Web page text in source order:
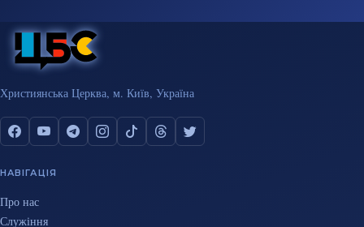
Християнська Церква, м. Київ, Україна
НАВІГАЦІЯ
Про нас
Служіння